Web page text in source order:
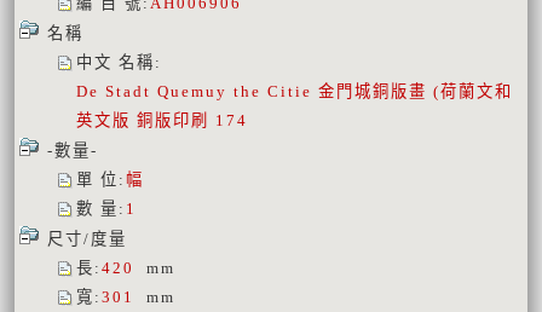
名稱
中文 名稱 :
De Stadt Quemuy the Citie 金門城銅版畫 (荷蘭文和
英文版 銅版印刷 174
-數量-
單 位 : 幅
數 量 : 1
尺寸/度量
長 : 420
mm
寬 : 301
mm